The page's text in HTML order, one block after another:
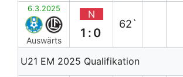
6.3.2025
Auswärts
N
1:0
62`
U21 EM 2025 Qualifikation